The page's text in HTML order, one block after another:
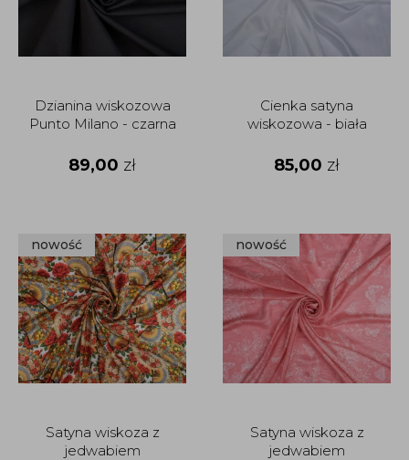
Dzianina wiskozowa
Punto Milano - czarna
89,00 zł
Cienka satyna
wiskozowa - biała
85,00 zł
nowość
Satyna wiskoza z
jedwabiem
nowość
Satyna wiskoza z
jedwabiem